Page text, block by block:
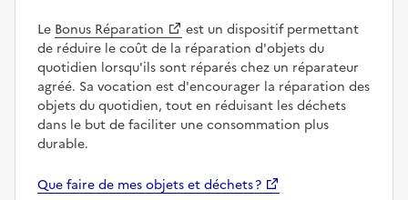
Le Bonus Réparation
est un dispositif permettant
de réduire le coût de la réparation d'objets du
quotidien lorsqu'ils sont réparés chez un réparateur
agréé. Sa vocation est d'encourager la réparation des
objets du quotidien, tout en réduisant les déchets
dans le but de faciliter une consommation plus
durable.
Que faire de mes objets et déchets ?